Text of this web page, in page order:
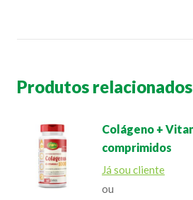
Produtos relacionados
Colágeno +
comprimidos
Já sou cliente
ou